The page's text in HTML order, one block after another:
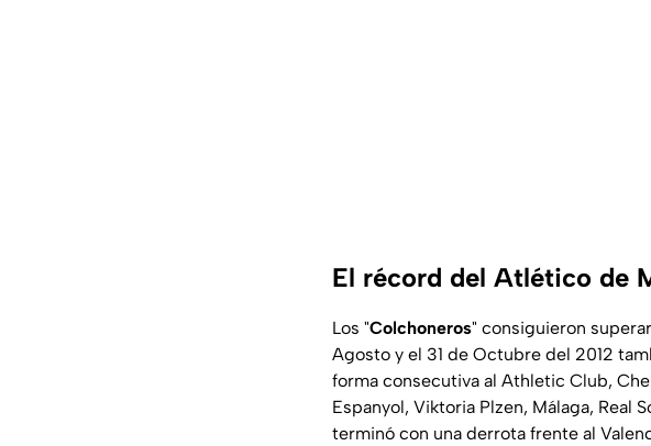
El récord del Atlético de
Los "Colchoneros" consiguieron
Agosto y el 31 de Octubre del 2012
forma consecutiva al Athletic Club,
Espanyol, Viktoria Plzen, Málaga, Real
terminó con una derrota frente al